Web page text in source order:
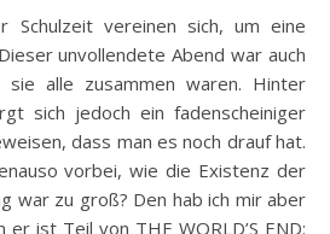
Schulzeit vereinen sich, um eine
unvollendete Abend war auch
alle zusammen waren. Hinter
sich jedoch ein fadenscheiniger
dass man es noch drauf hat.
vorbei, wie die Existenz der
war zu groß? Den hab ich mir aber
ist Teil von THE WORLD’S END: